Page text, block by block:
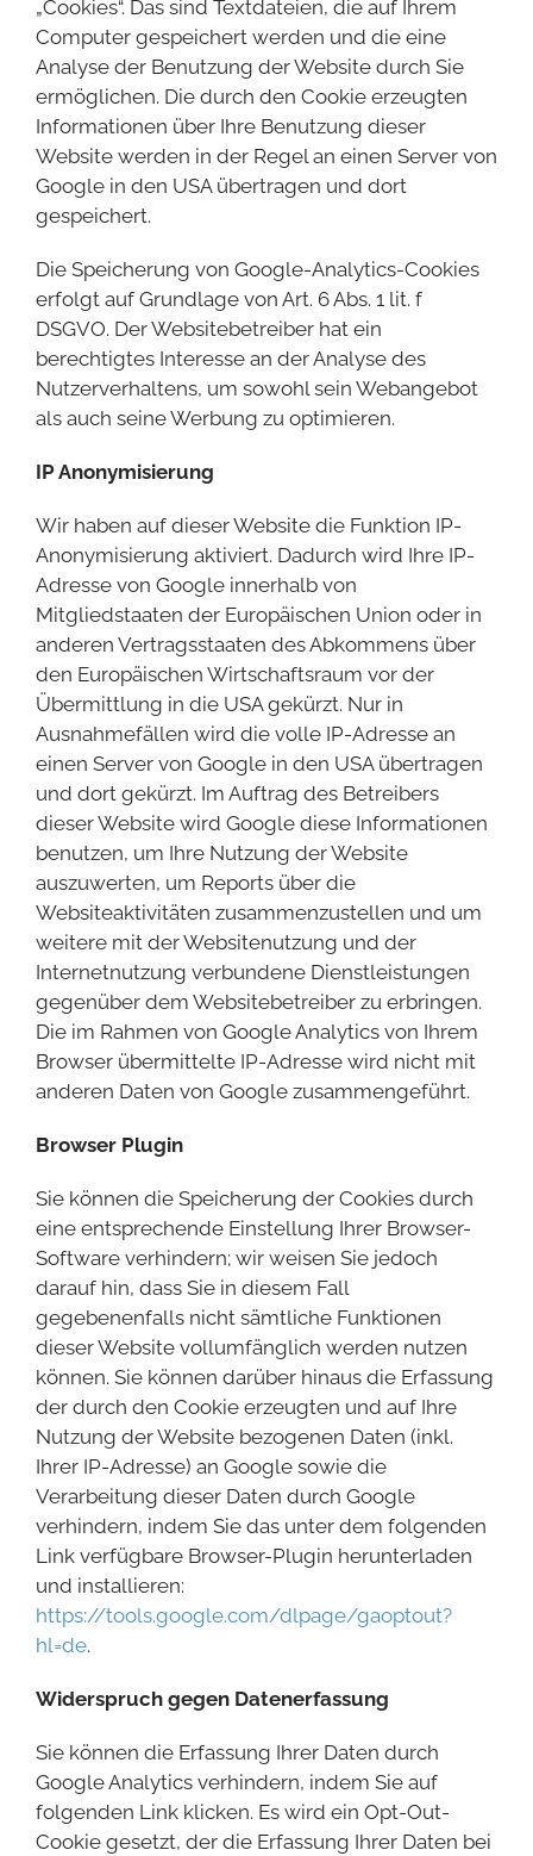
„Cookies“. Das sind Textdateien, die auf Ihrem
Computer gespeichert werden und die eine
Analyse der Benutzung der Website durch Sie
ermöglichen. Die durch den Cookie erzeugten
Informationen über Ihre Benutzung dieser
Website werden in der Regel an einen Server von
Google in den USA übertragen und dort
gespeichert.
Die Speicherung von Google-Analytics-Cookies
erfolgt auf Grundlage von Art. 6 Abs. 1 lit. f
DSGVO. Der Websitebetreiber hat ein
berechtigtes Interesse an der Analyse des
Nutzerverhaltens, um sowohl sein Webangebot
als auch seine Werbung zu optimieren.
IP Anonymisierung
Wir haben auf dieser Website die Funktion IP-
Anonymisierung aktiviert. Dadurch wird Ihre IP-
Adresse von Google innerhalb von
Mitgliedstaaten der Europäischen Union oder in
anderen Vertragsstaaten des Abkommens über
den Europäischen Wirtschaftsraum vor der
Übermittlung in die USA gekürzt. Nur in
Ausnahmefällen wird die volle IP-Adresse an
einen Server von Google in den USA übertragen
und dort gekürzt. Im Auftrag des Betreibers
dieser Website wird Google diese Informationen
benutzen, um Ihre Nutzung der Website
auszuwerten, um Reports über die
Websiteaktivitäten zusammenzustellen und um
weitere mit der Websitenutzung und der
Internetnutzung verbundene Dienstleistungen
gegenüber dem Websitebetreiber zu erbringen.
Die im Rahmen von Google Analytics von Ihrem
Browser übermittelte IP-Adresse wird nicht mit
anderen Daten von Google zusammengeführt.
Browser Plugin
Sie können die Speicherung der Cookies durch
eine entsprechende Einstellung Ihrer Browser-
Software verhindern; wir weisen Sie jedoch
darauf hin, dass Sie in diesem Fall
gegebenenfalls nicht sämtliche Funktionen
dieser Website vollumfänglich werden nutzen
können. Sie können darüber hinaus die Erfassung
der durch den Cookie erzeugten und auf Ihre
Nutzung der Website bezogenen Daten (inkl.
Ihrer IP-Adresse) an Google sowie die
Verarbeitung dieser Daten durch Google
verhindern, indem Sie das unter dem folgenden
Link verfügbare Browser-Plugin herunterladen
und installieren:
https://tools.google.com/dlpage/gaoptout?
hl=de.
Widerspruch gegen Datenerfassung
Sie können die Erfassung Ihrer Daten durch
Google Analytics verhindern, indem Sie auf
folgenden Link klicken. Es wird ein Opt-Out-
Cookie gesetzt, der die Erfassung Ihrer Daten bei